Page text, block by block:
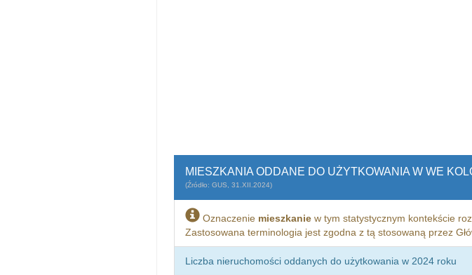
MIESZKANIA ODDANE DO UŻYTKOWANIA W WE
(Źródło: GUS, 31.XII.2024)
Oznaczenie mieszkaniew tym statystycznym kontekście
Zastosowana terminologia jest zgodna z tą stosowaną przez
Liczba nieruchomości oddanych do użytkowania w 2024 roku